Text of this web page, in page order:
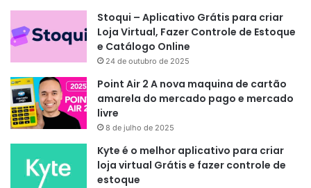
Stoqui – Aplicativo Grátis para criar
Loja Virtual, Fazer Controle de Estoque
e Catálogo Online
24 de outubro de 2025
Point Air 2 A nova maquina de cartão
amarela do mercado pago e mercado
livre
8 de julho de 2025
Kyte é o melhor aplicativo para criar
loja virtual Grátis e fazer controle de
estoque